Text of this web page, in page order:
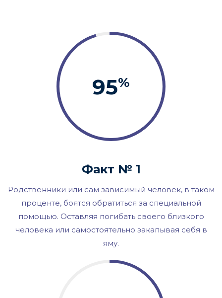
95%
Факт № 1
Родственники или сам зависимый человек, в таком
проценте, боятся обратиться за специальной
помощью. Оставляя погибать своего близкого
человека или самостоятельно закапывая себя в
яму.